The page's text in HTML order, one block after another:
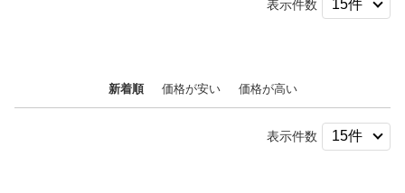
表示件数
新着順 価格が安い 価格が高い
表示件数